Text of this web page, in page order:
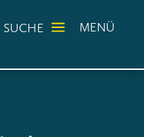
SUCHE a MENÜ